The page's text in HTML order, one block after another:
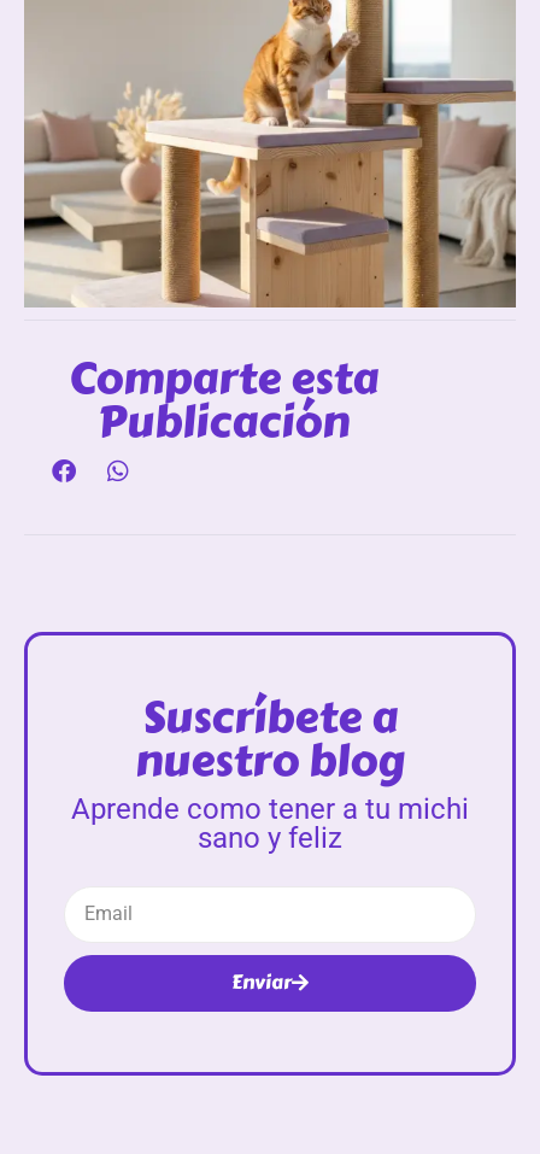
Comparte esta
Publicación
Suscríbete a
nuestro blog
Aprende como tener a tu michi
sano y feliz
Enviar